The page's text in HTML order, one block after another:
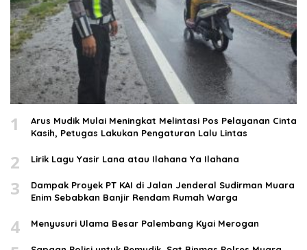
1
Arus Mudik Mulai Meningkat Melintasi Pos Pelayanan Cinta
Kasih, Petugas Lakukan Pengaturan Lalu Lintas
2 Lirik Lagu Yasir Lana atau Ilahana Ya Ilahana
3
Dampak Proyek PT KAI di Jalan Jenderal Sudirman Muara
Enim Sebabkan Banjir Rendam Rumah Warga
4 Menyusuri Ulama Besar Palembang Kyai Merogan